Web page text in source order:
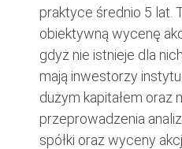
praktyce średnio 5 lat.
obiektywną wycenę
gdyż nie istnieje dla
mają inwestorzy
dużym kapitałem oraz
przeprowadzenia
spółki oraz wyceny